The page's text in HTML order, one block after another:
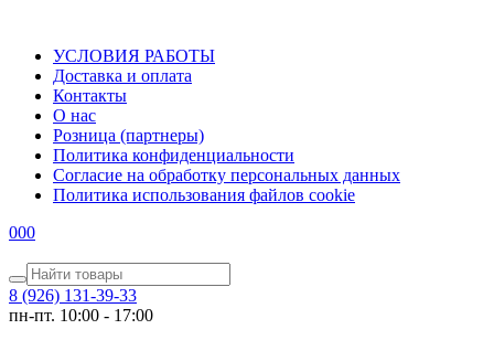
УСЛОВИЯ РАБОТЫ
Доставка и оплата
Контакты
О наc
Розница (партнеры)
Политика конфиденциальности
Согласие на обработку персональных данных
Политика использования файлов сookie
000
8 (926) 131-39-33
пн-пт. 10:00 - 17:00